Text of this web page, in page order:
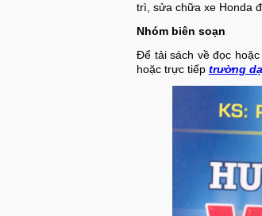
trì, sửa chữa xe Honda
Nhóm biên soạn
Để tải sách về đọc
hoặc trực tiếp trường